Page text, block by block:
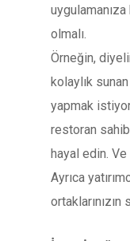
olmalı.
Örneğin,
kolaylık
yapmak
restoran
hayal edin. Ve
Ayrıca
ortaklarınızın